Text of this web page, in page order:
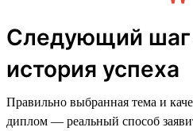
Следующий
история успеха
Правильно выбранная тема и
диплом — реальный способ